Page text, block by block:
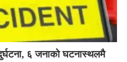
६ जनाको घटनास्थलमै